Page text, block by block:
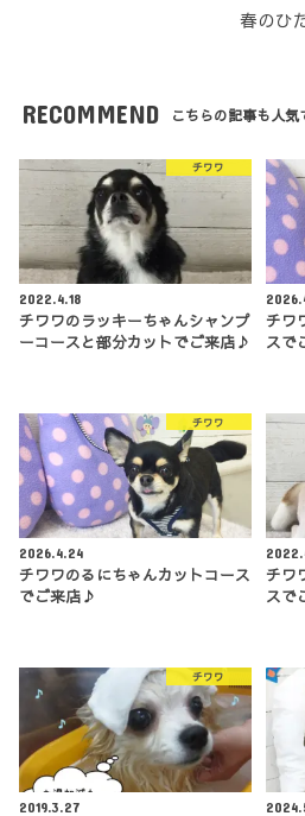
春のひ
RECOMMEND こちらの記事も人気
チワワ
2022.4.18
チワワのラッキーちゃんシャンプ
ーコースと部分カットでご来店♪
チワ
スで
チワワ
2026.4.24
チワワのるにちゃんカットコース
でご来店♪
チワ
スで
チワワ
2019.3.27